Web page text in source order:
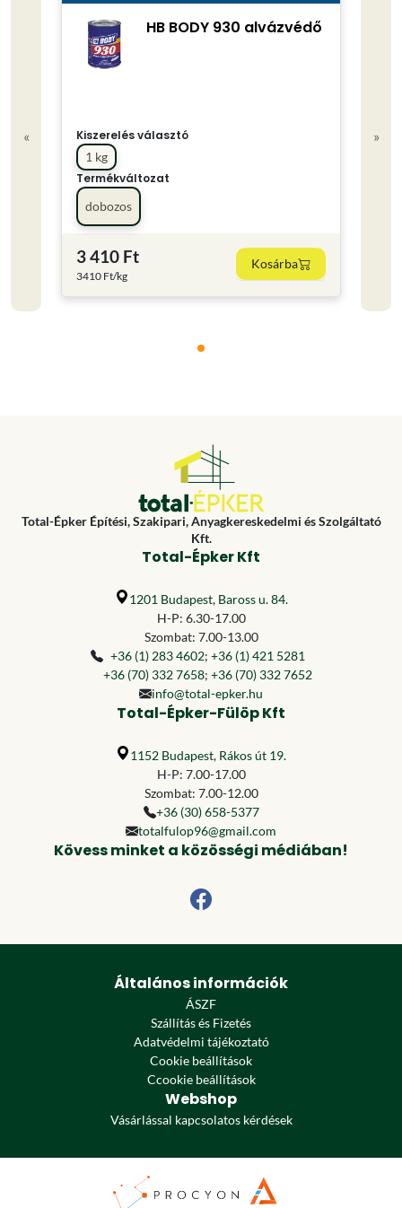
«
HB BODY 930 alvázvédő
Kiszerelés választó
1 kg
Termékváltozat
dobozos
3 410 Ft
3410 Ft/kg
Kosárba
»
Total-Épker Építési, Szakipari, Anyagkereskedelmi és Szolgáltató
Kft.
Total-Épker Kft
1201 Budapest, Baross u. 84.
H-P: 6.30-17.00
Szombat: 7.00-13.00
+36 (1) 283 4602; +36 (1) 421 5281
+36 (70) 332 7658; +36 (70) 332 7652
info@total-epker.hu
Total-Épker-Fülöp Kft
1152 Budapest, Rákos út 19.
H-P: 7.00-17.00
Szombat: 7.00-12.00
+36 (30) 658-5377
totalfulop96@gmail.com
Kövess minket a közösségi médiában!
Általános információk
ÁSZF
Szállítás és Fizetés
Adatvédelmi tájékoztató
Cookie beállítások
Ccookie beállítások
Webshop
Vásárlással kapcsolatos kérdések